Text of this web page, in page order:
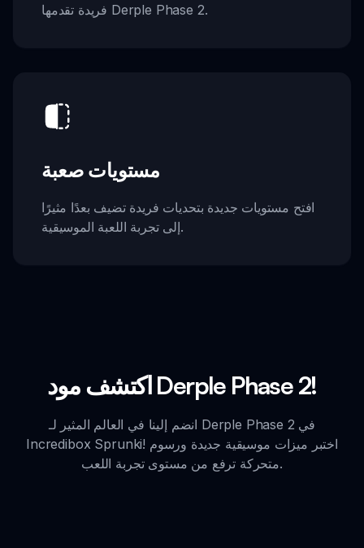
فريدة تقدمها Derple Phase 2.
مستويات صعبة
افتح مستويات جديدة بتحديات فريدة تضيف بعدًا مثيرًا
إلى تجربة اللعبة الموسيقية.
اكتشف مود Derple Phase 2!
انضم إلينا في العالم المثير لـ Derple Phase 2 في
Incredibox Sprunki! اختبر ميزات موسيقية جديدة ورسوم
متحركة ترفع من مستوى تجربة اللعب.